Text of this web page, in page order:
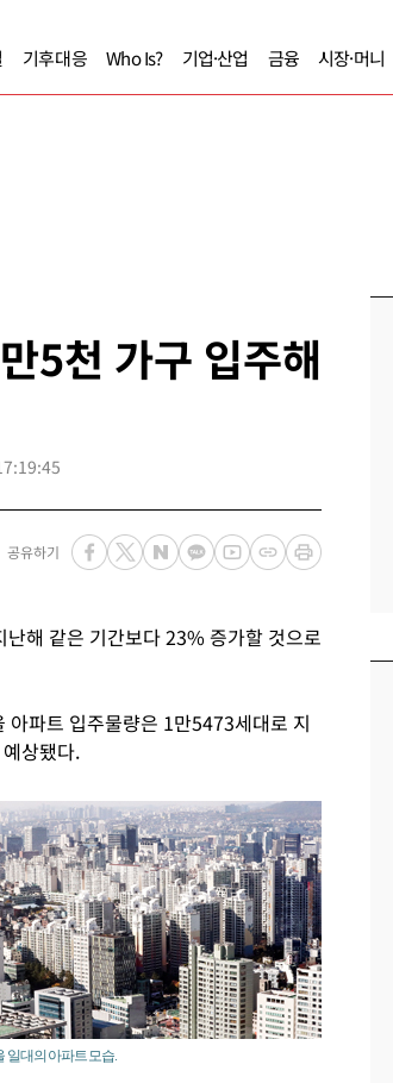
기후대응 Who Is? 기업·산업 금융 시장·머니
5천 가구 입주해
공유하기
해 같은 기간보다 23% 증가할 것으로
파트 입주물량은 1만5473세대로 지
상됐다.
일대의 아파트 모습.